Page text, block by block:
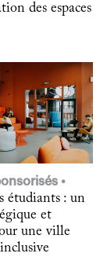
des espaces
étudiants : un
et
une ville